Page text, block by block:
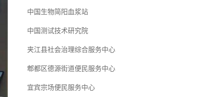
中国生物简阳血浆站
中国测试技术研究院
夹江县社会治理综合服务中心
郫都区德源街道便民服务中心
宜宾宗场便民服务中心